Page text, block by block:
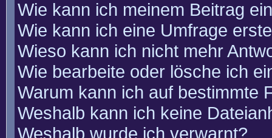
Wie kann ich meinem Beitrag
Wie kann ich eine Umfrage
Wieso kann ich nicht mehr
Wie bearbeite oder lösche ich
Warum kann ich auf bestimmte
Weshalb kann ich keine
Weshalb wurde ich verwarnt?